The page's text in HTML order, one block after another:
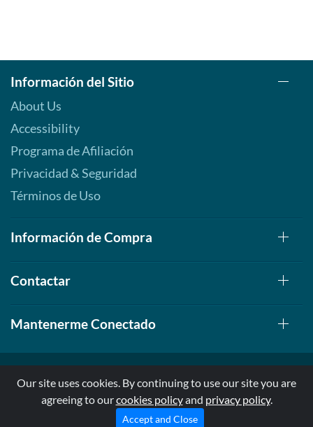
Información del Sitio
About Us
Accessibility
Programa de Afiliación
Privacidad & Seguridad
Términos de Uso
Información de Compra
Contactar
Mantenerme Conectado
© 1999-2026, AllStarHealth.com | All Rights Reserved
* Estas declaraciones no han sido evaluadas por la FDA
Our site uses cookies. By continuing to use our site you are
agreeing to ourcookies policyand privacy policy.
Accept and Close